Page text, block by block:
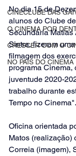
CINECLUBE DAS
O CINEMA POR
CRESCER COM O
NO PAÍS DO CINEMA
No dia 15 de
alunos do Clube
Secundária Matias
Sintra, fizeram
filmagem dos
programa Cinema,
juventude 2020-
trabalho durante
Tempo no Cinema".
Oficina orientada
Matos (realização)
Correia (imagem),